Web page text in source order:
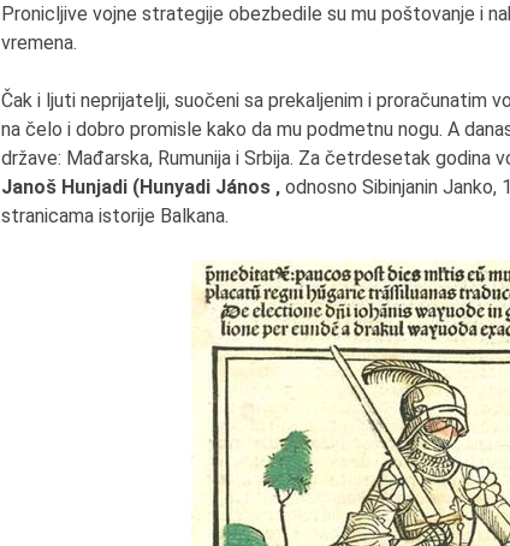
Pronicljive vojne strategije obezbedile su mu poštovanje i
vremena.
Čak i ljuti neprijatelji, suočeni sa prekaljenim i proračunatim
na čelo i dobro promisle kako da mu podmetnu nogu. A
države: Mađarska, Rumunija i Srbija. Za četrdesetak godina
Janoš Hunjadi (Hunyadi János ‚ odnosno Sibinjanin Janko,
stranicama istorije Balkana.